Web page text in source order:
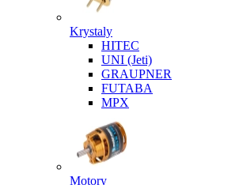
Krystaly
HITEC
UNI (Jeti)
GRAUPNER
FUTABA
MPX
Motory